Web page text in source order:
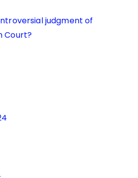
judgment of
Court?